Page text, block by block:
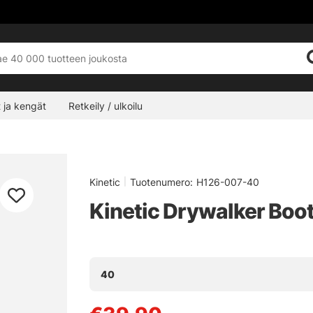
ja kengät Retkeily / ulkoilu
Kinetic Tuotenumero: H126-007-40
Kinetic Drywalker
40